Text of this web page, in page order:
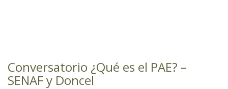
Conversatorio ¿Qué es el PAE? –
SENAF y Doncel